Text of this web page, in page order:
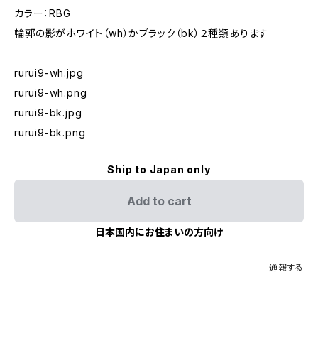
カラー：RBG
輪郭の影がホワイト（wh）かブラック（bk）２種類あります
rurui9-wh.jpg
rurui9-wh.png
rurui9-bk.jpg
rurui9-bk.png
Ship to Japan only
Add to cart
日本国内にお住まいの方向け
通報する